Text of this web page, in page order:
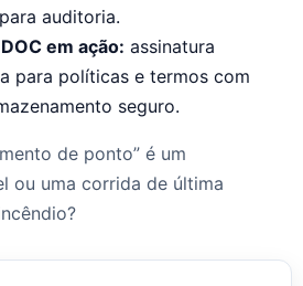
auditoria.
em ação: assinatura
para políticas e termos com
seguro.
de ponto” é um
ou uma corrida de última